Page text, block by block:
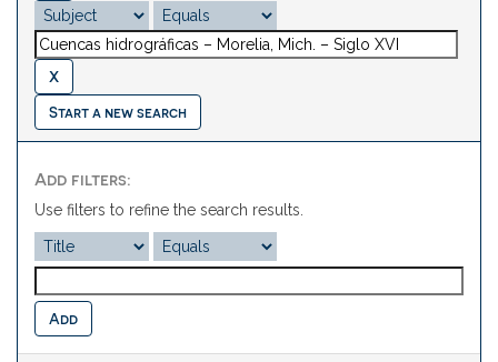
Start a new search
Add filters:
Use filters to refine the search results.